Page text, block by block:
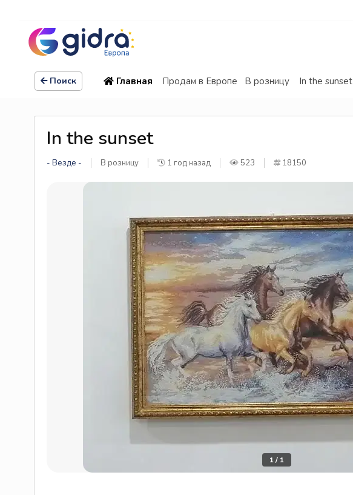
Поиск Главная Продам в Европе В розницу In the sunset
In the sunset
- Везде - В розницу 1 год назад 523 18150
1/ 1